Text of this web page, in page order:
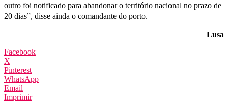
outro foi notificado para abandonar o território nacional no prazo de
20 dias”, disse ainda o comandante do porto.
Lusa
Facebook
X
Pinterest
WhatsApp
Email
Imprimir